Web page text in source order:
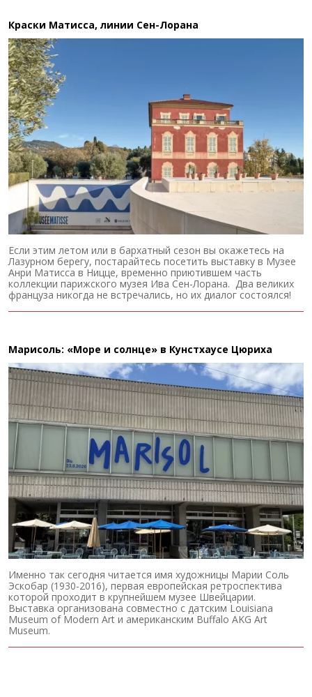
Краски Матисса, линии Сен-Лорана
Если этим летом или в бархатный сезон вы окажетесь на
Лазурном берегу, постарайтесь посетить выставку в Музее
Анри Матисса в Ницце, временно приютившем часть
коллекции парижского музея Ива Сен-Лорана. Два великих
француза никогда не встречались, но их диалог состоялся!
Марисоль: «Море и солнце» в Кунстхаусе Цюриха
Именно так сегодня читается имя художницы Марии Соль
Эскобар (1930-2016), первая европейская ретроспектива
которой проходит в крупнейшем музее Швейцарии.
Выставка организована совместно с датским Louisiana
Museum of Modern Art и американским Buffalo AKG Art
Museum.